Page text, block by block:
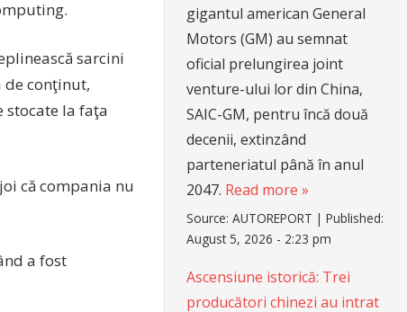
sarcini
de conţinut,
la faţa
că compania nu
a fost
gigantul american General
Motors (GM) au semnat
oficial prelungirea joint
venture-ului lor din China,
SAIC-GM, pentru încă două
decenii, extinzând
parteneriatul până în anul
2047. Read more »
Source:AUTOREPORT |Published:
August 5, 2026 - 2:23 pm
Ascensiune istorică: Trei
producători chinezi au intrat